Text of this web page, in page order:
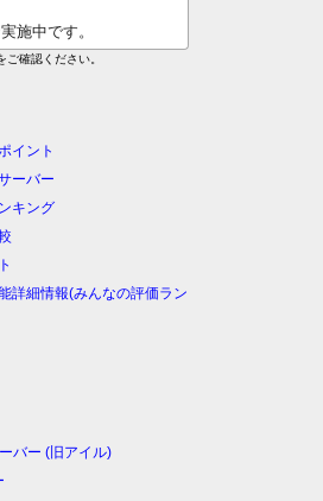
施中です。
ご確認ください。
イント
ーバー
キング
詳細情報(みんなの評価ラン
バー (旧アイル)